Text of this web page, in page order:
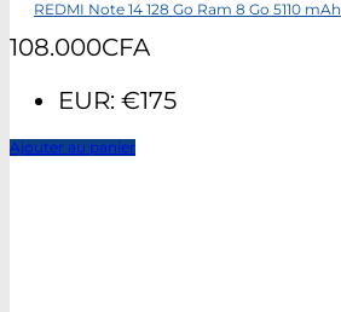
REDMI Note 14 128 Go Ram 8 Go 5110 mAh
108.000CFA
EUR: €175
Ajouter au panier